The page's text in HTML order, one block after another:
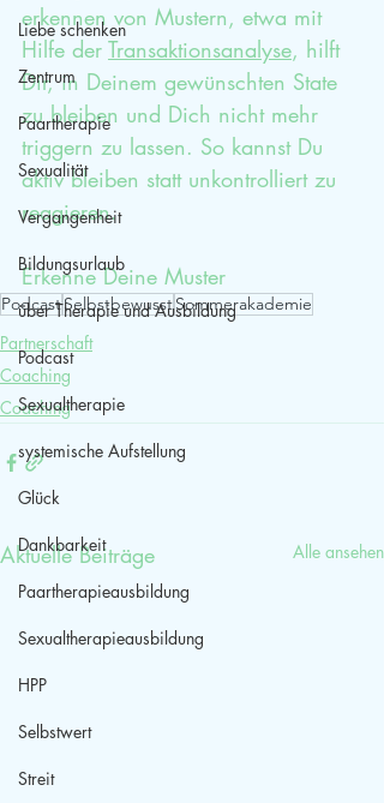
Liebe schenken
Zentrum
Paartherapie
Sexualität
Vergangenheit
Bildungsurlaub
über Therapie und Ausbildung
Podcast
Sexualtherapie
systemische Aufstellung
Glück
Dankbarkeit
Paartherapieausbildung
Sexualtherapieausbildung
HPP
Selbstwert
Streit
erkennen von Mustern, etwa mit
Hilfe der Transaktionsanalyse, hilft
Dir, in Deinem gewünschten State
zu bleiben und Dich nicht mehr
triggern zu lassen. So kannst Du
aktiv bleiben statt unkontrolliert zu
reagieren.
Erkenne Deine Muster
PodcastSelbstbewusstSommerakademie
Partnerschaft
Coaching
Coaching
Aktuelle Beiträge Alle ansehen